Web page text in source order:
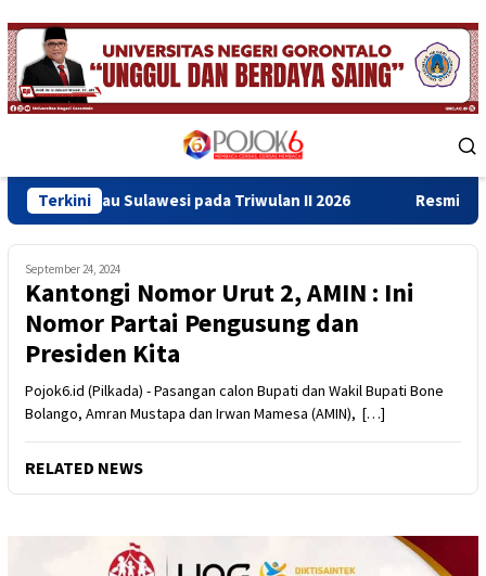
Skip
to
content
Menu
Terkini
Sulawesi pada Triwulan II 2026 Resmikan Gedung
September 24, 2024
Kantongi Nomor Urut 2, AMIN : Ini
Nomor Partai Pengusung dan
Presiden Kita
Pojok6.id (Pilkada) - Pasangan calon Bupati dan Wakil Bupati Bone
Bolango, Amran Mustapa dan Irwan Mamesa (AMIN), […]
RELATED NEWS